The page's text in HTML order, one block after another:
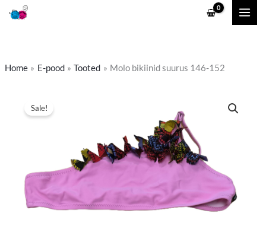
Skip
Home E-pood Tooted Molo bikiinid suurus 146-152
Sale!
9,00 €.
on:
7,00 €.
bikiinid
kogus